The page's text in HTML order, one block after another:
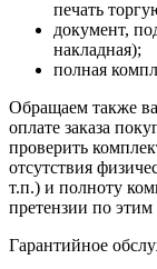
печать
документ,
накладная);
полная
Обращаем также
оплате заказа
проверить
отсутствия
т.п.) и полноту
претензии по
Гарантийное